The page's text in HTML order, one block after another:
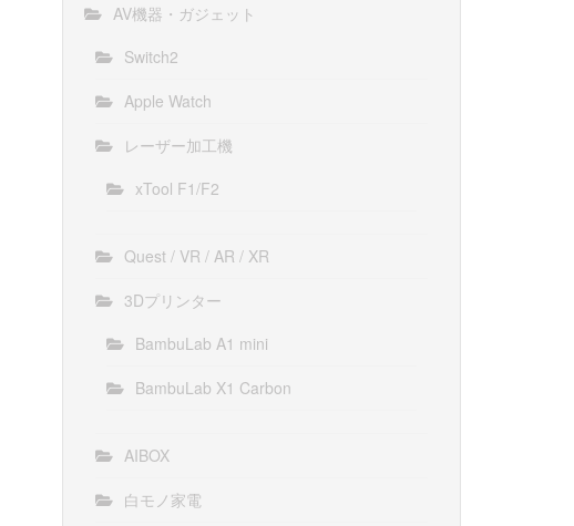
AV機器・ガジェット
Switch2
Apple Watch
レーザー加工機
xTool F1/F2
Quest / VR / AR / XR
3Dプリンター
BambuLab A1 mini
BambuLab X1 Carbon
AIBOX
白モノ家電